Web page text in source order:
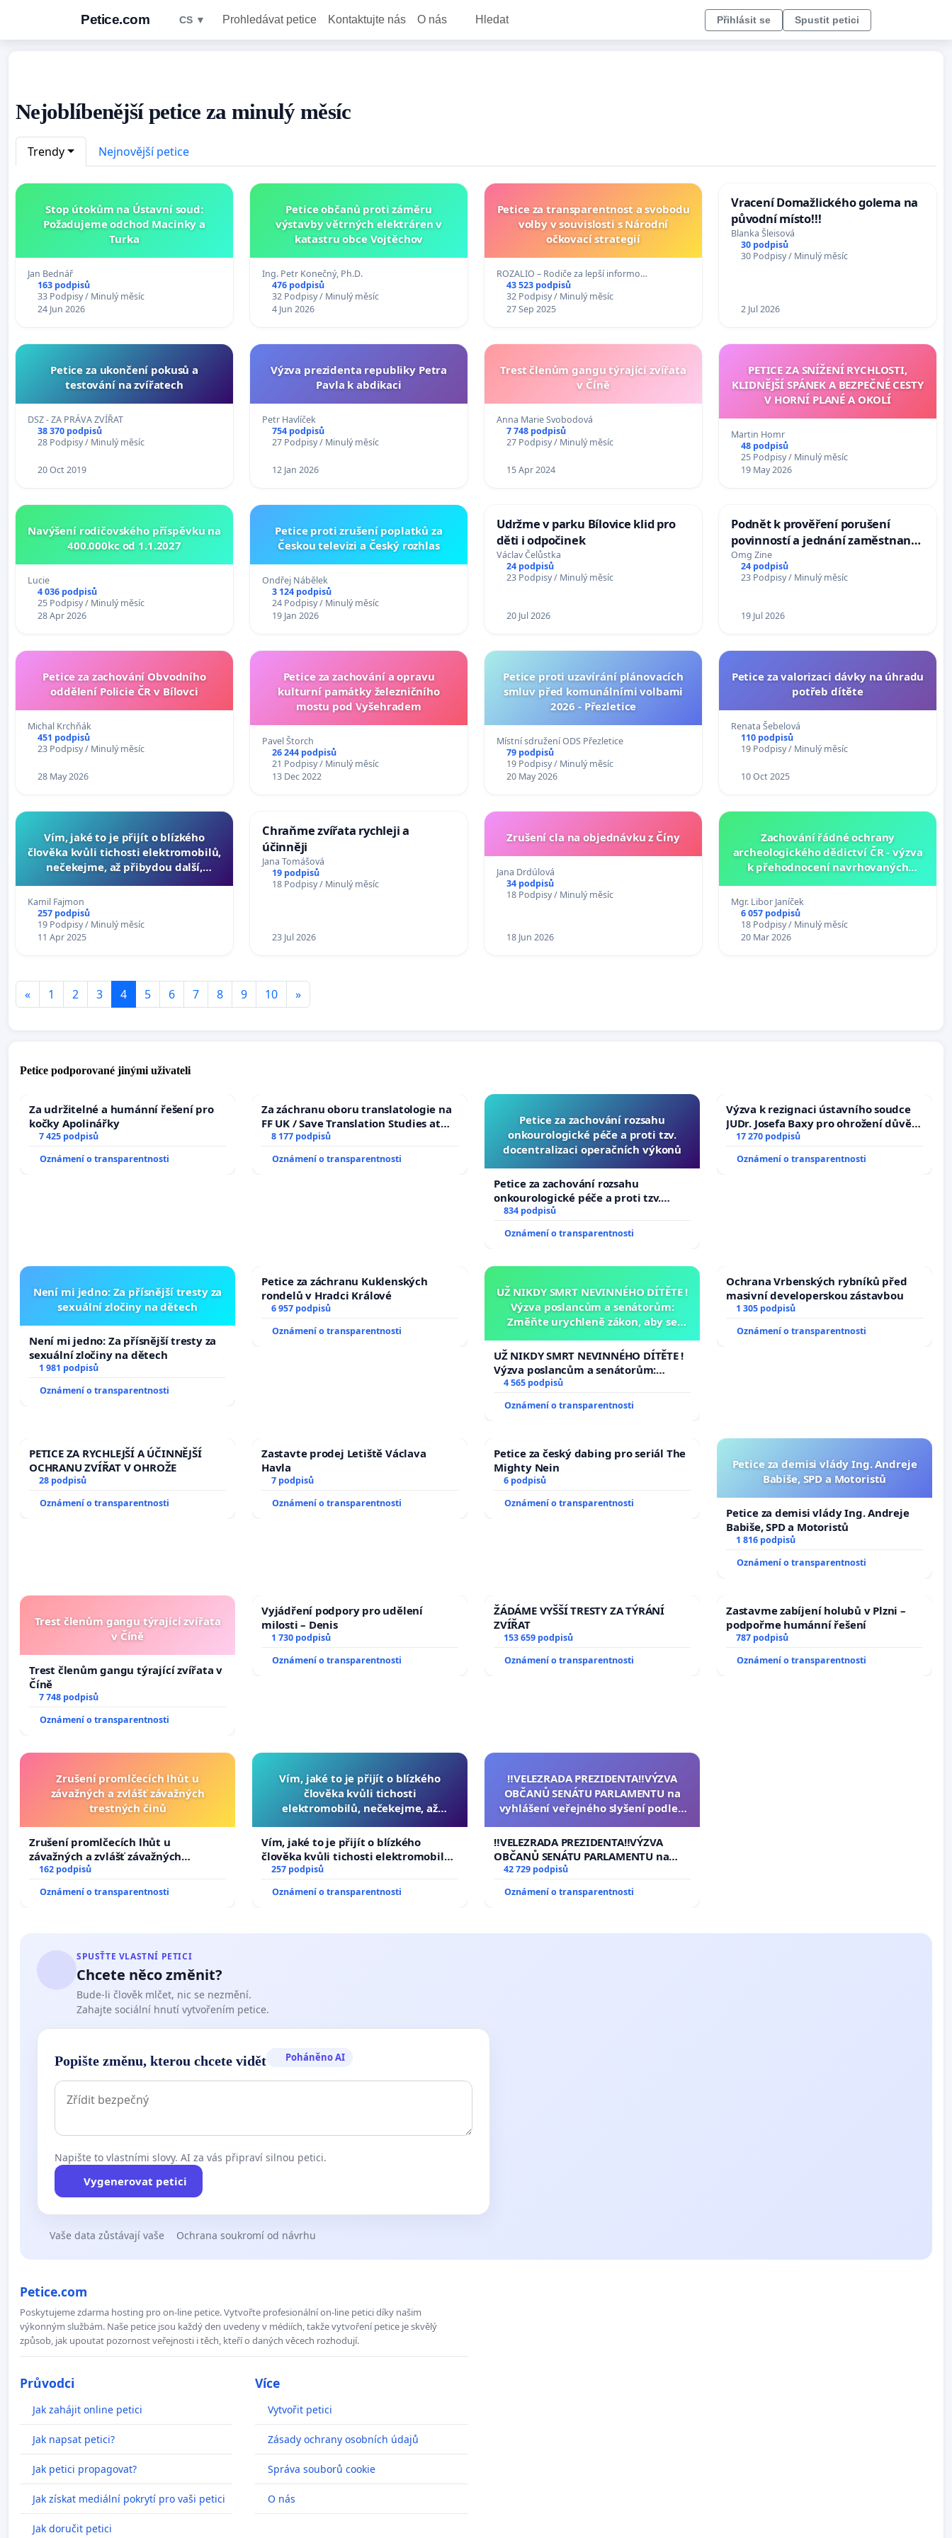
Petice.com CS ▼ Prohledávat petice Kontaktujte nás O nás Hledat Přihlásit se Spustit petici
Nejoblíbenější petice za minulý měsíc
Trendy Nejnovější petice
Stop útokům na Ústavní soud:
Požadujeme odchod Macinky a
Turka
Jan Bednář
163 podpisů
33 Podpisy / Minulý měsíc
24 Jun 2026
Petice občanů proti záměru
výstavby větrných elektráren v
katastru obce Vojtěchov
Ing. Petr Konečný, Ph.D.
476 podpisů
32 Podpisy / Minulý měsíc
4 Jun 2026
Petice za transparentnost a svobodu
volby v souvislosti s Národní
očkovací strategií
ROZALIO – Rodiče za lepší informo…
43 523 podpisů
32 Podpisy / Minulý měsíc
27 Sep 2025
Vracení Domažlického golema na
původní místo!!!
Blanka Šleisová
30 podpisů
30 Podpisy / Minulý měsíc
2 Jul 2026
Petice za ukončení pokusů a
testování na zvířatech
DSZ - ZA PRÁVA ZVÍŘAT
38 370 podpisů
28 Podpisy / Minulý měsíc
20 Oct 2019
Výzva prezidenta republiky Petra
Pavla k abdikaci
Petr Havlíček
754 podpisů
27 Podpisy / Minulý měsíc
12 Jan 2026
Trest členům gangu týrající zvířata
v Číně
Anna Marie Svobodová
7 748 podpisů
27 Podpisy / Minulý měsíc
15 Apr 2024
PETICE ZA SNÍŽENÍ RYCHLOSTI,
KLIDNĚJŠÍ SPÁNEK A BEZPEČNÉ CESTY
V HORNÍ PLANÉ A OKOLÍ
Martin Homr
48 podpisů
25 Podpisy / Minulý měsíc
19 May 2026
Navýšení rodičovského příspěvku na
400.000kc od 1.1.2027
Lucie
4 036 podpisů
25 Podpisy / Minulý měsíc
28 Apr 2026
Petice proti zrušení poplatků za
Českou televizi a Český rozhlas
Ondřej Nábělek
3 124 podpisů
24 Podpisy / Minulý měsíc
19 Jan 2026
Udržme v parku Bílovice klid pro
děti i odpočinek
Václav Čelůstka
24 podpisů
23 Podpisy / Minulý měsíc
20 Jul 2026
Podnět k prověření porušení
povinností a jednání zaměstnance
Františka Kubáska ve zkušební
době
Omg Zine
24 podpisů
23 Podpisy / Minulý měsíc
19 Jul 2026
Petice za zachování Obvodního
oddělení Policie ČR v Bílovci
Michal Krchňák
451 podpisů
23 Podpisy / Minulý měsíc
28 May 2026
Petice za zachování a opravu
kulturní památky železničního
mostu pod Vyšehradem
Pavel Štorch
26 244 podpisů
21 Podpisy / Minulý měsíc
13 Dec 2022
Petice proti uzavírání plánovacích
smluv před komunálními volbami
2026 - Přezletice
Místní sdružení ODS Přezletice
79 podpisů
19 Podpisy / Minulý měsíc
20 May 2026
Petice za valorizaci dávky na úhradu
potřeb dítěte
Renata Šebelová
110 podpisů
19 Podpisy / Minulý měsíc
10 Oct 2025
Vím, jaké to je přijít o blízkého
člověka kvůli tichosti elektromobilů,
nečekejme, až přibydou další,
Kamil Fajmon
257 podpisů
19 Podpisy / Minulý měsíc
11 Apr 2025
Chraňme zvířata rychleji a
účinněji
Jana Tomášová
19 podpisů
18 Podpisy / Minulý měsíc
23 Jul 2026
Zrušení cla na objednávku z Číny
Jana Drdúlová
34 podpisů
18 Podpisy / Minulý měsíc
18 Jun 2026
Zachování řádné ochrany
archeologického dědictví ČR - výzva
k přehodnocení navrhovaných
péči č. 20/1987 Sb.
Mgr. Libor Janíček
6 057 podpisů
18 Podpisy / Minulý měsíc
20 Mar 2026
« 1 2 3 4 5 6 7 8 9 10 »
Petice podporované jinými uživateli
Za udržitelné a humánní řešení pro
kočky Apolinářky
7 425 podpisů
Oznámení o transparentnosti
Za záchranu oboru translatologie na
FF UK / Save Translation Studies at
the Faculty of Arts, Charles
University
8 177 podpisů
Oznámení o transparentnosti
Petice za zachování rozsahu
onkourologické péče a proti tzv.
docentralizaci operačních výkonů
Petice za zachování rozsahu
onkourologické péče a proti tzv.
docentralizaci operačních výkonů
834 podpisů
Oznámení o transparentnosti
Výzva k rezignaci ústavního soudce
JUDr. Josefa Baxy pro ohrožení důvěry
ve spravedlivý proces
17 270 podpisů
Oznámení o transparentnosti
Není mi jedno: Za přísnější tresty za
sexuální zločiny na dětech
Není mi jedno: Za přísnější tresty za
sexuální zločiny na dětech
1 981 podpisů
Oznámení o transparentnosti
Petice za záchranu Kuklenských
rondelů v Hradci Králové
6 957 podpisů
Oznámení o transparentnosti
UŽ NIKDY SMRT NEVINNÉHO DÍTĚTE !
Výzva poslancům a senátorům:
Změňte urychleně zákon, aby se
opakovat!
UŽ NIKDY SMRT NEVINNÉHO DÍTĚTE !
Výzva poslancům a senátorům:
Změňte urychleně zákon, aby se
tragédie malé Viktorky už nemohla
opakovat!
4 565 podpisů
Oznámení o transparentnosti
Ochrana Vrbenských rybníků před
masivní developerskou zástavbou
1 305 podpisů
Oznámení o transparentnosti
PETICE ZA RYCHLEJŠÍ A ÚČINNĚJŠÍ
OCHRANU ZVÍŘAT V OHROŽE
28 podpisů
Oznámení o transparentnosti
Zastavte prodej Letiště Václava
Havla
7 podpisů
Oznámení o transparentnosti
Petice za český dabing pro seriál The
Mighty Nein
6 podpisů
Oznámení o transparentnosti
Petice za demisi vlády Ing. Andreje
Babiše, SPD a Motoristů
Petice za demisi vlády Ing. Andreje
Babiše, SPD a Motoristů
1 816 podpisů
Oznámení o transparentnosti
Trest členům gangu týrající zvířata
v Číně
Trest členům gangu týrající zvířata v
Číně
7 748 podpisů
Oznámení o transparentnosti
Vyjádření podpory pro udělení
milosti – Denis
1 730 podpisů
Oznámení o transparentnosti
ŽÁDÁME VYŠŠÍ TRESTY ZA TÝRÁNÍ
ZVÍŘAT
153 659 podpisů
Oznámení o transparentnosti
Zastavme zabíjení holubů v Plzni –
podpořme humánní řešení
787 podpisů
Oznámení o transparentnosti
Zrušení promlčecích lhůt u
závažných a zvlášť závažných
trestných činů
Zrušení promlčecích lhůt u
závažných a zvlášť závažných
trestných činů
162 podpisů
Oznámení o transparentnosti
Vím, jaké to je přijít o blízkého
člověka kvůli tichosti
elektromobilů, nečekejme, až
auta!
Vím, jaké to je přijít o blízkého
člověka kvůli tichosti elektromobilů,
nečekejme, až přibydou další,
zaveďme slyšitelná auta!
257 podpisů
Oznámení o transparentnosti
‼️VELEZRADA PREZIDENTA‼️VÝZVA
OBČANŮ SENÁTU PARLAMENTU na
vyhlášení veřejného slyšení podle §
na přijetí usnesení k podání ústavní
žaloby na prezidenta republiky
‼️VELEZRADA PREZIDENTA‼️VÝZVA
OBČANŮ SENÁTU PARLAMENTU na
vyhlášení veřejného slyšení podle §
144 jednacího řádu Senátu k návrhu
na přijetí usnesení k podání ústavní
42 729 podpisů
Oznámení o transparentnosti
SPUSŤTE VLASTNÍ PETICI
Chcete něco změnit?
Bude-li člověk mlčet, nic se nezmění.
Zahajte sociální hnutí vytvořením petice.
Popište změnu, kterou chcete vidět Poháněno AI
Napište to vlastními slovy. AI za vás připraví silnou petici.
Vygenerovat petici
Vaše data zůstávají vaše Ochrana soukromí od návrhu
Petice.com
Poskytujeme zdarma hosting pro on-line petice. Vytvořte profesionální on-line petici díky našim
výkonným službám. Naše petice jsou každý den uvedeny v médiích, takže vytvoření petice je skvělý
způsob, jak upoutat pozornost veřejnosti i těch, kteří o daných věcech rozhodují.
Průvodci
Jak zahájit online petici
Jak napsat petici?
Jak petici propagovat?
Jak získat mediální pokrytí pro vaši petici
Jak doručit petici
Více
Vytvořit petici
Zásady ochrany osobních údajů
Správa souborů cookie
O nás